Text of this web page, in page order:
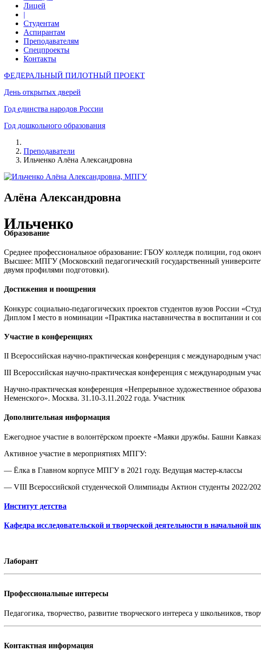
Лицей
|
Студентам
Аспирантам
Преподавателям
Спецпроекты
Контакты
ФЕДЕРАЛЬНЫЙ ПИЛОТНЫЙ ПРОЕКТ
День открытых дверей
Год единства народов России
Год дошкольного образования
Преподаватели
Ильченко Алёна Александровна
Алёна Александровна
Ильченко
Образование
Среднее профессиональное образование: ГБОУ колледж полиции, год
Высшее: МПГУ (Московский педагогический государственный
двумя профилями подготовки).
Достижения и поощрения
Конкурс социально-педагогических проектов студентов вузов России
Диплом I место в номинации «Практика наставничества в воспитании и
Участие в конференциях
II Всероссийская научно-практическая конференция с международным
III Всероссийская научно-практическая конференция с международным
Научно-практическая конференция «Непрерывное художественное
Неменского». Москва. 31.10-3.11.2022 года. Участник
Дополнительная информация
Ежегодное участие в волонтёрском проекте «Маяки дружбы. Башни
Активное участие в мероприятиях МПГУ:
— Ёлка в Главном корпусе МПГУ в 2021 году. Ведущая мастер-классы
— VIII Всероссийской студенческой Олимпиады Актион студенты 2022/
Институт детства
Кафедра исследовательской и творческой деятельности в начальной
Лаборант
Профессиональные интересы
Педагогика, творчество, развитие творческого интереса у школьников,
Контактная информация